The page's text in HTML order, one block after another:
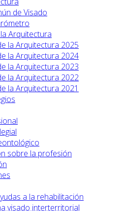
de Visado
Arquitectura
la Arquitectura 2025
la Arquitectura 2024
la Arquitectura 2023
la Arquitectura 2022
la Arquitectura 2021
sobre la profesión
a la rehabilitación
visado interterritorial